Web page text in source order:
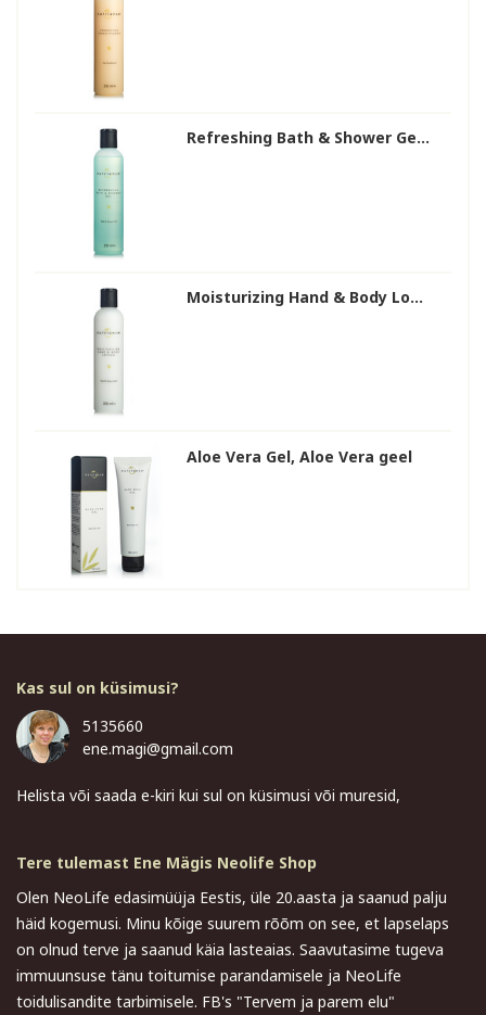
Refreshing Bath & Shower Ge...
Moisturizing Hand & Body Lo...
Aloe Vera Gel, Aloe Vera geel
Kas sul on küsimusi?
5135660
ene.magi@gmail.com
Helista või saada e-kiri kui sul on küsimusi või muresid,
Tere tulemast Ene Mägis Neolife Shop
Olen NeoLife edasimüüja Eestis, üle 20.aasta ja saanud palju
häid kogemusi. Minu kõige suurem rõõm on see, et lapselaps
on olnud terve ja saanud käia lasteaias. Saavutasime tugeva
immuunsuse tänu toitumise parandamisele ja NeoLife
toidulisandite tarbimisele. FB's "Tervem ja parem elu"